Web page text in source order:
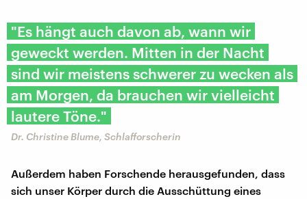
"Es hängt auch davon ab, wann wir
geweckt werden. Mitten in der Nacht
sind wir meistens schwerer zu wecken als
am Morgen, da brauchen wir vielleicht
lautere Töne."
Dr. Christine Blume, Schlafforscherin
Außerdem haben Forschende herausgefunden, dass
sich unser Körper durch die Ausschüttung eines